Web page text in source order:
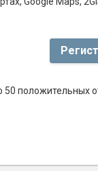
положительных